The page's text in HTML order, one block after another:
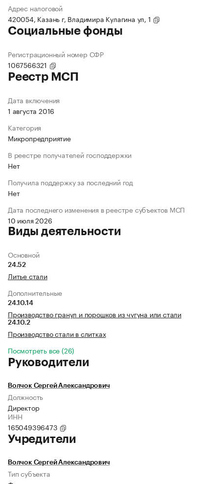
Адрес налоговой
420054, Казань г, Владимира Кулагина ул, 1
Социальные фонды
Регистрационный номер СФР
1067566321
Реестр МСП
Дата включения
1 августа 2016
Категория
Микропредприятие
В реестре получателей господдержки
Нет
Получила поддержку за последний год
Нет
Дата последнего изменения в реестре субъектов МСП
10 июля 2026
Виды деятельности
Основной
24.52
Литье стали
Дополнительные
24.10.14
Производство гранул и порошков из чугуна или стали
24.10.2
Производство стали в слитках
Посмотреть все (26)
Руководители
Волчок Сергей Александрович
Должность
Директор
ИНН
165049396473
Учредители
Волчок Сергей Александрович
Тип субъекта